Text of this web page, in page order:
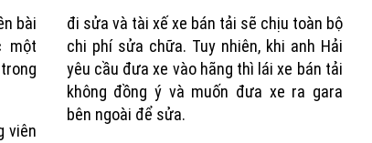
Time
bài
một
viên
đi sửa và tài xế xe bán tải sẽ chịu toàn bộ
chi phí sửa chữa. Tuy nhiên, khi anh Hải
yêu cầu đưa xe vào hãng thì lái xe bán tải
không đồng ý và muốn đưa xe ra gara
bên ngoài để sửa.